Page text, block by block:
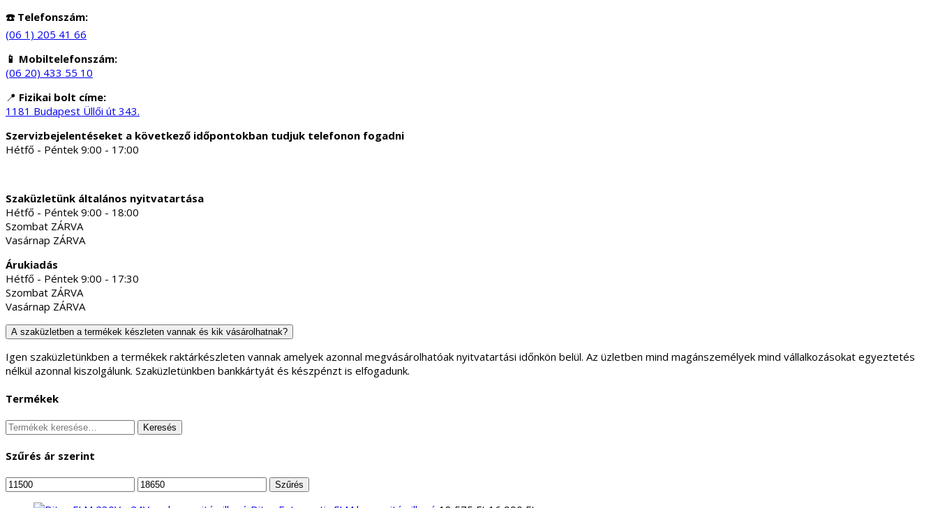
☎️ Telefonszám:
(06 1) 205 41 66
📱 Mobiltelefonszám:
(06 20) 433 55 10
📍 Fizikai bolt címe:
1181 Budapest Üllői út 343.
Szervizbejelentéseket a következő időpontokban tudjuk telefonon fogadni
Hétfő - Péntek 9:00 - 17:00
Szaküzletünk általános nyitvatartása
Hétfő - Péntek 9:00 - 18:00
Szombat ZÁRVA
Vasárnap ZÁRVA
Árukiadás
Hétfő - Péntek 9:00 - 17:30
Szombat ZÁRVA
Vasárnap ZÁRVA
A szaküzletben a termékek készleten vannak és kik vásárolhatnak?
Igen szaküzletünkben a termékek raktárkészleten vannak amelyek azonnal megvásárolhatóak nyitvatartási időnkön belül. Az üzletben mind magánszemélyek mind vállalkozásokat egyeztetés
nélkül azonnal kiszolgálunk. Szaküzletünkben bankkártyát és készpénzt is elfogadunk.
Termékek
Keresés
a
következőre:
Keresés
Szűrés ár szerint
Min
ár
Max
ár
Szűrés